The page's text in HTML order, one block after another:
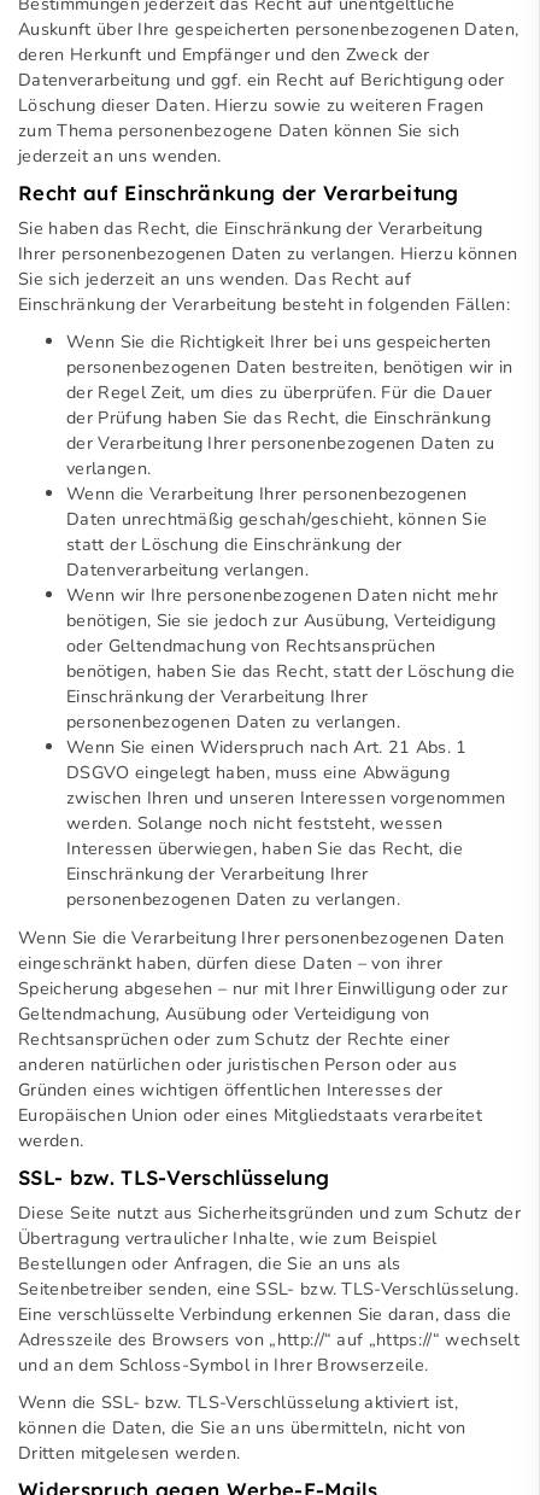
Auskunft über Ihre gespeicherten personenbezogenen Daten,
deren Herkunft und Empfänger und den Zweck der
Datenverarbeitung und ggf. ein Recht auf Berichtigung oder
Löschung dieser Daten. Hierzu sowie zu weiteren Fragen
zum Thema personenbezogene Daten können Sie sich
jederzeit an uns wenden.
Recht auf Einschränkung der Verarbeitung
Sie haben das Recht, die Einschränkung der Verarbeitung
Ihrer personenbezogenen Daten zu verlangen. Hierzu können
Sie sich jederzeit an uns wenden. Das Recht auf
Einschränkung der Verarbeitung besteht in folgenden Fällen:
Wenn Sie die Richtigkeit Ihrer bei uns gespeicherten
personenbezogenen Daten bestreiten, benötigen wir in
der Regel Zeit, um dies zu überprüfen. Für die Dauer
der Prüfung haben Sie das Recht, die Einschränkung
der Verarbeitung Ihrer personenbezogenen Daten zu
verlangen.
Wenn die Verarbeitung Ihrer personenbezogenen
Daten unrechtmäßig geschah/geschieht, können Sie
statt der Löschung die Einschränkung der
Datenverarbeitung verlangen.
Wenn wir Ihre personenbezogenen Daten nicht mehr
benötigen, Sie sie jedoch zur Ausübung, Verteidigung
oder Geltendmachung von Rechtsansprüchen
benötigen, haben Sie das Recht, statt der Löschung die
Einschränkung der Verarbeitung Ihrer
personenbezogenen Daten zu verlangen.
Wenn Sie einen Widerspruch nach Art. 21 Abs. 1
DSGVO eingelegt haben, muss eine Abwägung
zwischen Ihren und unseren Interessen vorgenommen
werden. Solange noch nicht feststeht, wessen
Interessen überwiegen, haben Sie das Recht, die
Einschränkung der Verarbeitung Ihrer
personenbezogenen Daten zu verlangen.
Wenn Sie die Verarbeitung Ihrer personenbezogenen Daten
eingeschränkt haben, dürfen diese Daten – von ihrer
Speicherung abgesehen – nur mit Ihrer Einwilligung oder zur
Geltendmachung, Ausübung oder Verteidigung von
Rechtsansprüchen oder zum Schutz der Rechte einer
anderen natürlichen oder juristischen Person oder aus
Gründen eines wichtigen öffentlichen Interesses der
Europäischen Union oder eines Mitgliedstaats verarbeitet
werden.
SSL- bzw. TLS-Verschlüsselung
Diese Seite nutzt aus Sicherheitsgründen und zum Schutz der
Übertragung vertraulicher Inhalte, wie zum Beispiel
Bestellungen oder Anfragen, die Sie an uns als
Seitenbetreiber senden, eine SSL- bzw. TLS-Verschlüsselung.
Eine verschlüsselte Verbindung erkennen Sie daran, dass die
Adresszeile des Browsers von „http://“ auf „https://“ wechselt
und an dem Schloss-Symbol in Ihrer Browserzeile.
Wenn die SSL- bzw. TLS-Verschlüsselung aktiviert ist,
können die Daten, die Sie an uns übermitteln, nicht von
Dritten mitgelesen werden.
Widerspruch gegen Werbe-E-Mails